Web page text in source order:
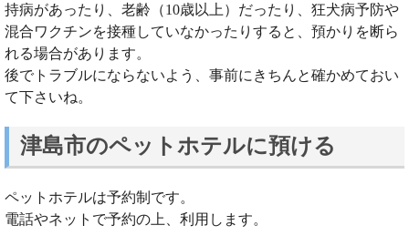
持病があったり、老齢（10歳以上）だったり、狂犬病予防や
混合ワクチンを接種していなかったりすると、預かりを断ら
れる場合があります。
後でトラブルにならないよう、事前にきちんと確かめておい
て下さいね。
津島市のペットホテルに預ける
ペットホテルは予約制です。
電話やネットで予約の上、利用します。